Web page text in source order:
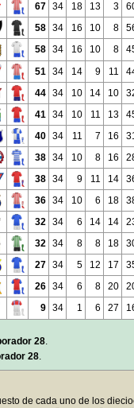
67 34 18 13 3
58 34 16 10 8
58 34 16 10 8
51 34 14 9 11
44 34 10 14 10
41 34 10 11 13
40 34 11 7 16
38 34 10 8 16
38 34 9 11 14
36 34 10 6 18
32 34 6 14 14
32 34 8 8 18
27 34 5 12 17
26 34 6 8 20
9 34 1 6 27
28.
28.
de cada uno de los